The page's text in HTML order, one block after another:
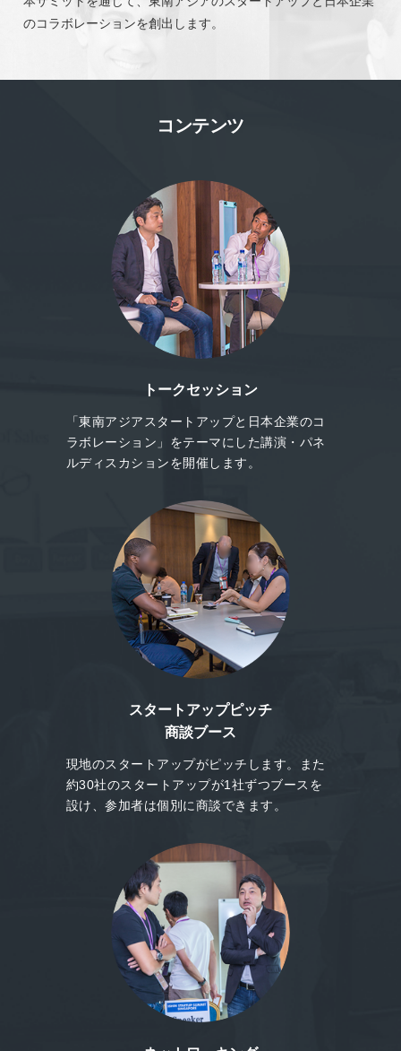
のコラボレーションを創出します。
コンテンツ
トークセッション
「東南アジアスタートアップと日本企業のコ
ラボレーション」をテーマにした講演・パネ
ルディスカションを開催します。
スタートアップピッチ
商談ブース
現地のスタートアップがピッチします。また
約30社のスタートアップが1社ずつブースを
設け、参加者は個別に商談できます。